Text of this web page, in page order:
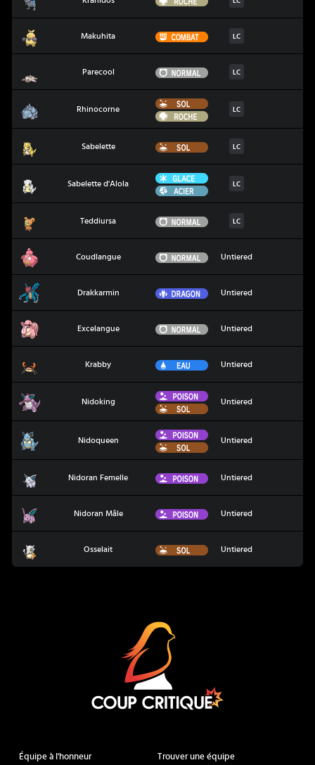
Makuhita Combat LC
Parecool Normal LC
Rhinocorne
Sol
Roche
LC
Sabelette Sol LC
Sabelette d'Alola
Glace
Acier
LC
Teddiursa Normal LC
Coudlangue NormalUntiered
Drakkarmin DragonUntiered
Excelangue NormalUntiered
Krabby Eau Untiered
Nidoking
Poison
Sol
Untiered
Nidoqueen
Poison
Sol
Untiered
Nidoran Femelle PoisonUntiered
Nidoran Mâle PoisonUntiered
Osselait Sol Untiered
Équipe à l'honneur Trouver une équipe